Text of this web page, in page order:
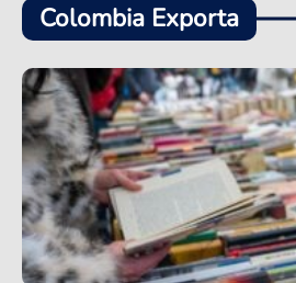
Colombia Exporta